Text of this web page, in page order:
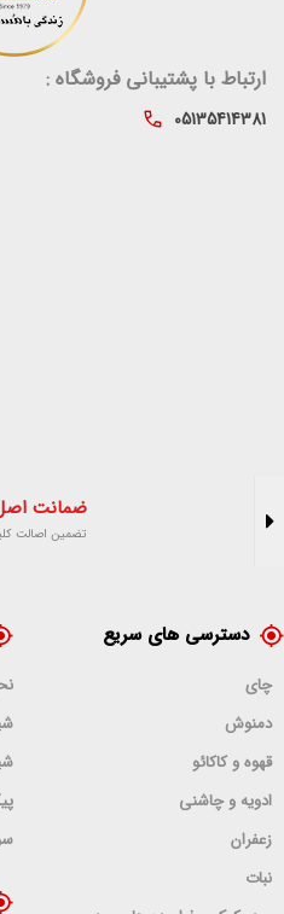
ارتباط با پشتیبانی فروشگاه :
05135414381
ضمانت
تضمین اصالت
دسترسی های سریع
چای
دمنوش
قهوه و کاکائو
ادویه و چاشنی
زعفران
نبات